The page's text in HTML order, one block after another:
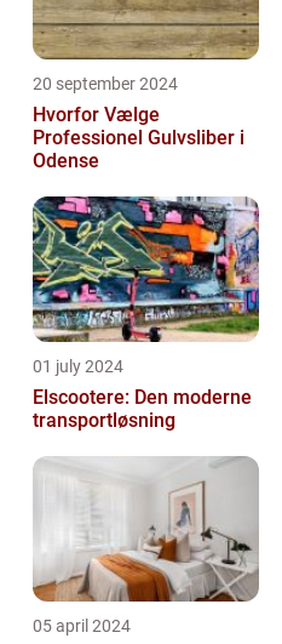
20 september 2024
Hvorfor Vælge
Professionel Gulvsliber i
Odense
01 july 2024
Elscootere: Den moderne
transportløsning
05 april 2024